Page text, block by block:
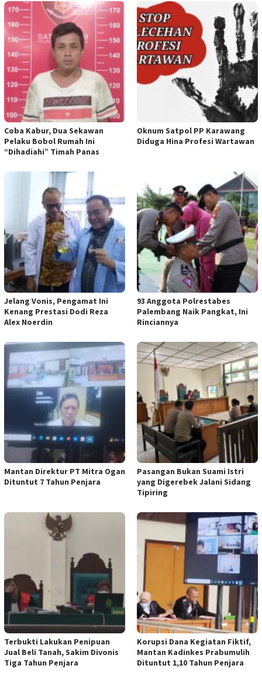
Coba Kabur, Dua Sekawan
Pelaku Bobol Rumah Ini
“Dihadiahi” Timah Panas
Oknum Satpol PP Karawang
Diduga Hina Profesi Wartawan
Jelang Vonis, Pengamat Ini
Kenang Prestasi Dodi Reza
Alex Noerdin
93 Anggota Polrestabes
Palembang Naik Pangkat, Ini
Rinciannya
Mantan Direktur PT Mitra Ogan
Dituntut 7 Tahun Penjara
Pasangan Bukan Suami Istri
yang Digerebek Jalani Sidang
Tipiring
Terbukti Lakukan Penipuan
Jual Beli Tanah, Sakim Divonis
Tiga Tahun Penjara
Korupsi Dana Kegiatan Fiktif,
Mantan Kadinkes Prabumulih
Dituntut 1,10 Tahun Penjara